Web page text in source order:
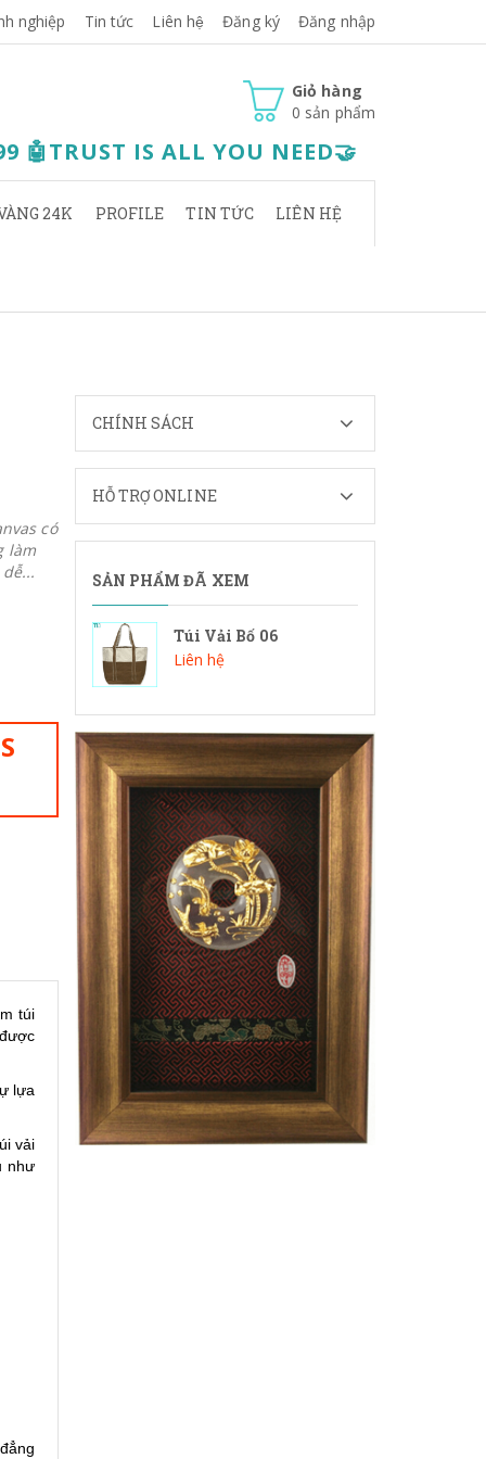
nghiệp Tin tức Liên hệ Đăng ký Đăng nhập
Giỏ hàng
0 sản phẩm
🤖TRUST IS ALL YOU NEED🤝
24K PROFILE TIN TỨC LIÊN HỆ
có
làm
túi
lựa
vải
như
CHÍNH SÁCH
HỖ TRỢ ONLINE
SẢN PHẨM ĐÃ XEM
Túi Vải Bố 06
Liên hệ